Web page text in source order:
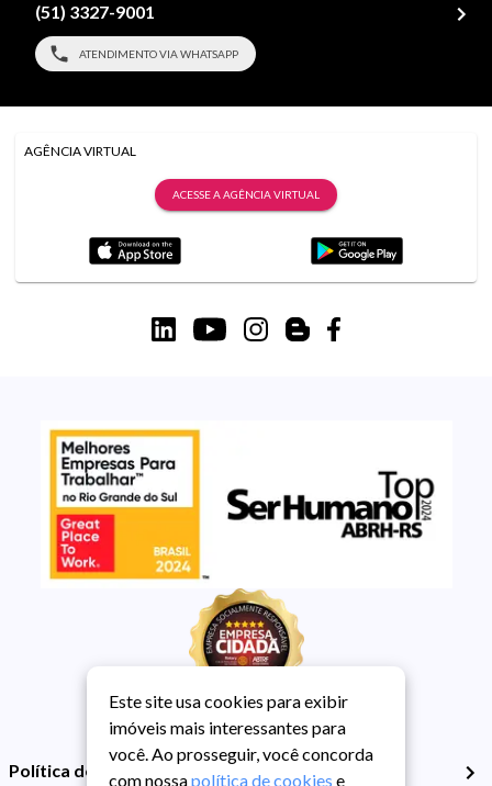
(51) 3327-9001
ATENDIMENTO VIA WHATSAPP
AGÊNCIA VIRTUAL
ACESSE A AGÊNCIA VIRTUAL
Política de Privacidade
Este site usa cookies para exibir
imóveis mais interessantes para
você. Ao prosseguir, você concorda
com nossapolítica de cookies e